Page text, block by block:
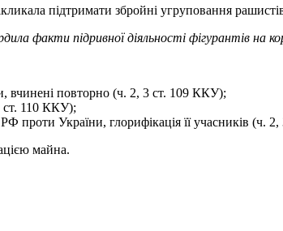
підтримати збройні угруповання
факти підривної діяльності фігурантів на
вчинені повторно (ч. 2, 3 ст. 109 ККУ);
ст. 110 ККУ);
проти України, глорифікація її учасників (ч.
майна.